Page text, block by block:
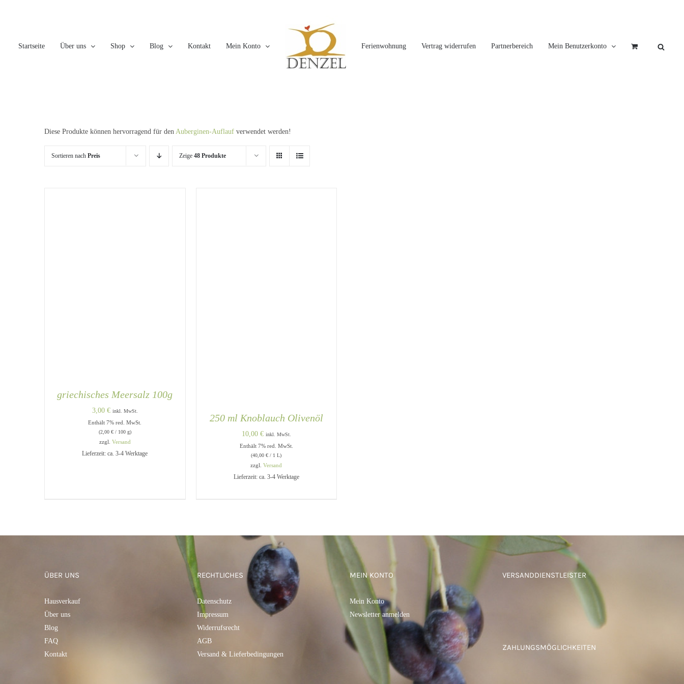
Startseite
Über uns Shop Blog Kontakt Mein Konto Ferienwohnung Vertrag widerrufen Partnerbereich Mein Benutzerkonto
Diese Produkte können hervorragend für den Auberginen-Auflauf verwendet werden!
Sortieren nach Preis Zeige 48 Produkte
griechisches Meersalz 100g
3,00 € inkl. MwSt.
Enthält 7% red. MwSt.
(2,00 €/ 100 g)
zzgl. Versand
Lieferzeit: ca. 3-4 Werktage
250 ml Knoblauch Olivenöl
10,00 € inkl. MwSt.
Enthält 7% red. MwSt.
(40,00€ / 1 L)
zzgl.Versand
Lieferzeit: ca. 3-4 Werktage
ÜBER UNS
Hausverkauf
Über uns
Blog
FAQ
Kontakt
RECHTLICHES
Datenschutz
Impressum
Widerrufsrecht
AGB
Versand & Lieferbedingungen
MEIN KONTO
Mein Konto
Newsletter anmelden
VERSANDDIENSTLEISTER
ZAHLUNGSMÖGLICHKEITEN